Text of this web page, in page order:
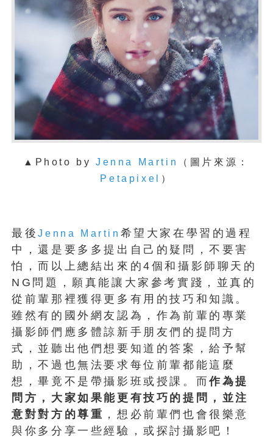
▲Photo byJenna Martin
（圖片來源：
Petapixel
）
最後Jenna Martin 希望大家在學習的過程
中，還是要多多提出自己的疑問，不要害
怕，而以上總結出來的4個和攝影師聊天的
NG問題，願真能讓大家參考實踐，並真的
從前輩那裡獲得更多有用的技巧和知識。
雖然有的國外網友認為，作為前輩的專業
攝影師們應多體諒新手朋友們的提問方
式，並聽出他們想要知道的答案，給予幫
助，不過也無法要求每位前輩都能這麼
想，畢竟不是帶攝影班或授課。而作為提
問方，大家如果能更有技巧的提問，並注
意對對方的尊重 ，想必前輩們也會很樂意
與你多分享一些經驗，或探討攝影吧！